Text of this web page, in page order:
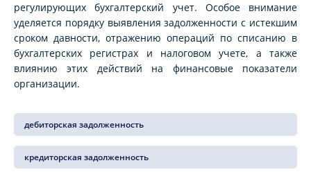
регулирующих бухгалтерский учет. Особое внимание
уделяется порядку выявления задолженности с истекшим
сроком давности, отражению операций по списанию в
бухгалтерских регистрах и налоговом учете, а также
влиянию этих действий на финансовые показатели
организации.
дебиторская задолженность
кредиторская задолженность